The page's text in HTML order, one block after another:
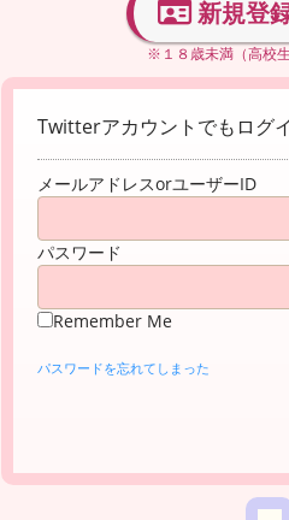
新規登
※１８歳未満（高校
Twitterアカウントでもログ
メールアドレスorユーザーID
パスワード
Remember Me
パスワードを忘れてしまった